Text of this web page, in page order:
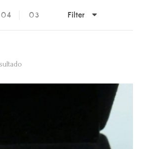
04 03 Filter